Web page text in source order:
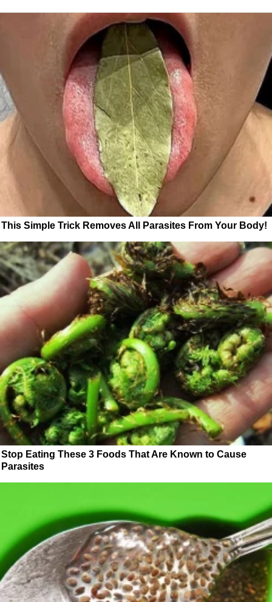
This Simple Trick Removes All Parasites From Your Body!
Stop Eating These 3 Foods That Are Known to Cause
Parasites